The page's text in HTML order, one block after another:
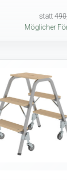
statt
Möglicher